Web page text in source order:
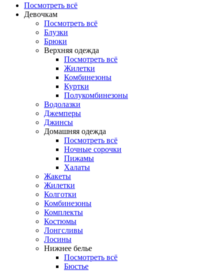
Посмотреть всё
Девочкам
Посмотреть всё
Блузки
Брюки
Верхняя одежда
Посмотреть всё
Жилетки
Комбинезоны
Куртки
Полукомбинезоны
Водолазки
Джемперы
Джинсы
Домашняя одежда
Посмотреть всё
Ночные сорочки
Пижамы
Халаты
Жакеты
Жилетки
Колготки
Комбинезоны
Комплекты
Костюмы
Лонгсливы
Лосины
Нижнее белье
Посмотреть всё
Бюстье